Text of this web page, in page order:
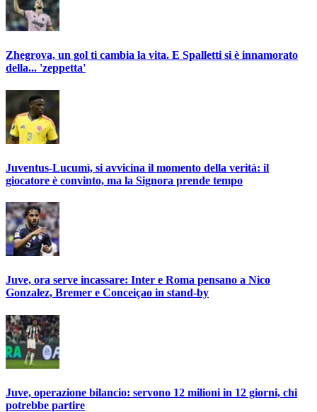
Zhegrova, un gol ti cambia la vita. E Spalletti si è innamorato
della... 'zeppetta'
Juventus-Lucumì, si avvicina il momento della verità: il
giocatore è convinto, ma la Signora prende tempo
Juve, ora serve incassare: Inter e Roma pensano a Nico
Gonzalez, Bremer e Conceiçao in stand-by
Juve, operazione bilancio: servono 12 milioni in 12 giorni, chi
potrebbe partire